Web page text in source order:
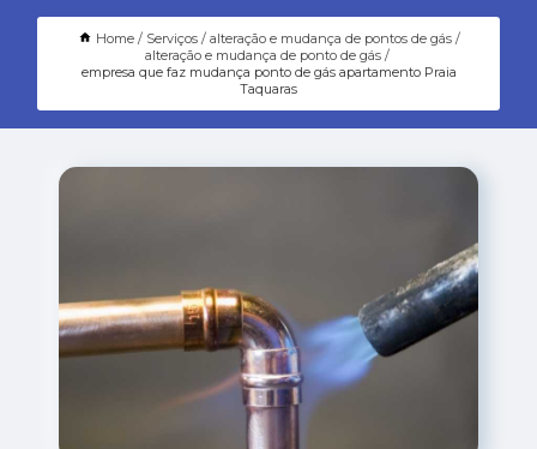
Home Serviços
alteração e mudança de pontos de gás
alteração e mudança de ponto de gás
empresa que faz mudança ponto de gás apartamento Praia
Taquaras